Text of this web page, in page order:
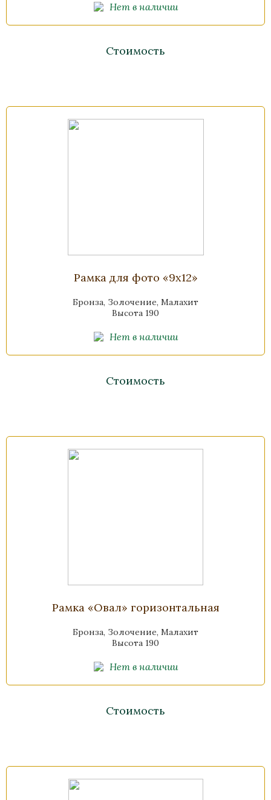
Нет в наличии
Стоимость
Рамка для фото «9х12»
Бронза, Золочение, Малахит
Высота 190
Нет в наличии
Стоимость
Рамка «Овал» горизонтальная
Бронза, Золочение, Малахит
Высота 190
Нет в наличии
Стоимость